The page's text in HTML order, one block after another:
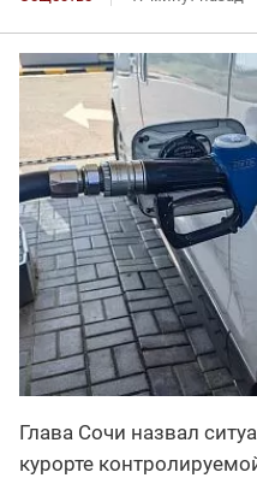
Глава Сочи назвал
курорте